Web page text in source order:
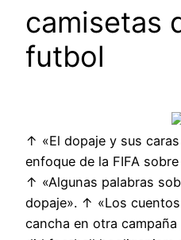
camisetas
futbol
↑ «El dopaje y sus
enfoque de la FIFA
↑ «Algunas palabras
dopaje». ↑ «Los
cancha en otra